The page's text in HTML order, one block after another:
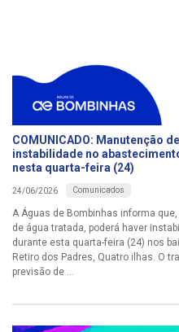
COMUNICADO: Manutenção
instabilidade no
nesta quarta-feira (24)
24/06/2026 Comunicados
A Águas de Bombinhas informa
de água tratada, poderá haver
durante esta quarta-feira (24) nos
Retiro dos Padres, Quatro ilhas. O
previsão de ...